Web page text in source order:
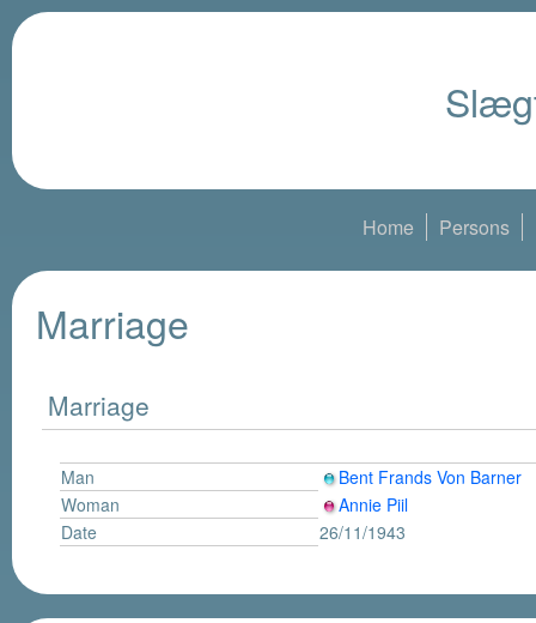
Home Persons
Marriage
Marriage
Man
Bent Frands Von Barner
Woman
Annie Piil
Date
26/11/1943